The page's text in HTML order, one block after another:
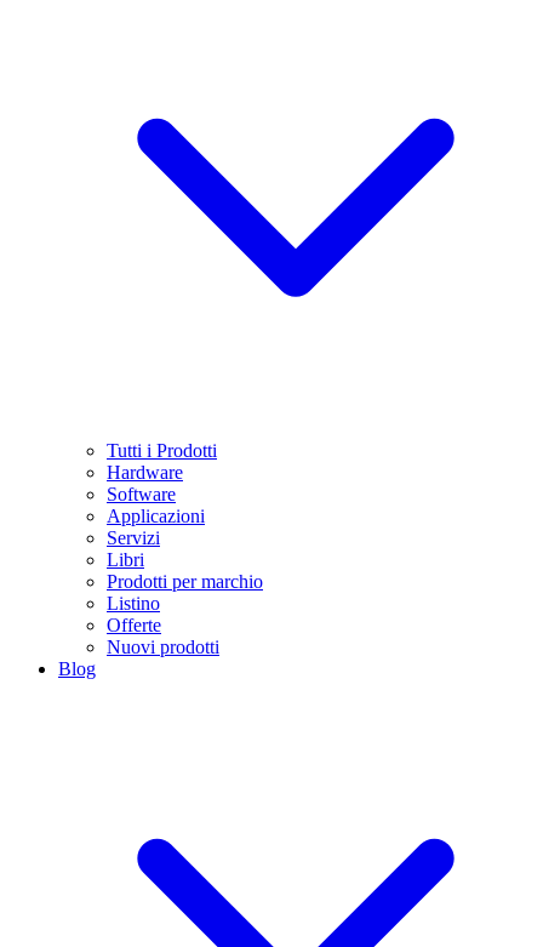
Tutti i Prodotti
Hardware
Software
Applicazioni
Servizi
Libri
Prodotti per marchio
Listino
Offerte
Nuovi prodotti
Blog